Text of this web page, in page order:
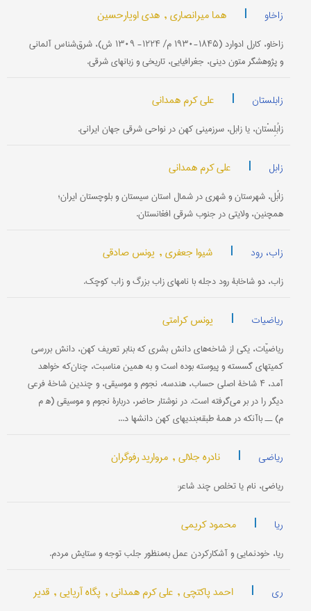
زاخاو | هما میرانصاری , هدی اویارحسین
زاخاو، کارل ادوارد (۱۸۴۵-۱۹۳۰ م/ ۱۲۲۴- ۱۳۰۹ ش)، شرق‌شناس آلمانی
و پژوهشگر متون دینی، جغرافیایی، تاریخی و زبانهای شرقی.
زابلستان | علی کرم همدانی
زابُلِسْتان، یا زابل، سرزمینی کهن در نواحی شرقی جهان ایرانی.
زابل | علی کرم همدانی
زابُل، شهرستان و شهری در شمال استان سیستان و بلوچستان ایران؛
همچنین، ولایتی در جنوب شرقی افغانستان.
زاب، رود | شیوا جعفری , یونس صادقی
زاب، دو شاخابۀ رود دجله با نامهای زاب بزرگ و زاب کوچک.
ریاضیات | یونس کرامتی
ریاضیّات، یکی از شاخه‌های دانش بشری که بنابر تعریف کهن، دانش بررسی
کمیتهای گسسته و پیوسته بوده است و به همین مناسبت، چنان‌که خواهد
آمد، ۴ شاخۀ اصلی حساب، هندسه، نجوم و موسیقی، و چندین شاخۀ فرعی
دیگر را در بر می‌گرفته است. در نوشتار حاضر، دربارۀ نجوم و موسیقی (ه‍ م
م) ــ باآنکه در همۀ طبقه‌بندیهای کهن دانشها د...
ریاضی | نادره جلالی , مروارید رفوگران
ریاضی، نام یا تخلص چند شاعر:
ریا | محمود کریمی
ریا، خودنمایی و آشکارکردن عمل به‌منظور جلب توجه و ستایش مردم.
ری | احمد پاکتچی , علی کرم همدانی , پگاه آریایی , قدیر